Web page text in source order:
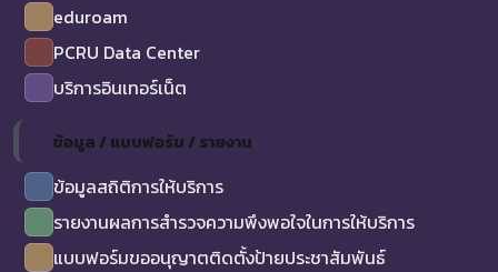
eduroam
PCRU Data Center
บริการอินเทอร์เน็ต
ข้อมูล / แบบฟอร์ม / รายงาน
ข้อมูลสถิติการให้บริการ
รายงานผลการสำรวจความพึงพอใจในการให้บริการ
แบบฟอร์มขออนุญาตติดตั้งป้ายประชาสัมพันธ์